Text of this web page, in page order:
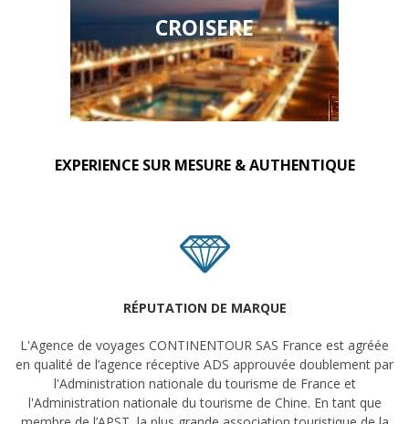
CROISERE
EXPERIENCE SUR MESURE & AUTHENTIQUE
RÉPUTATION DE MARQUE
L'Agence de voyages CONTINENTOUR SAS France est agréée
en qualité de l’agence réceptive ADS approuvée doublement par
l'Administration nationale du tourisme de France et
l'Administration nationale du tourisme de Chine. En tant que